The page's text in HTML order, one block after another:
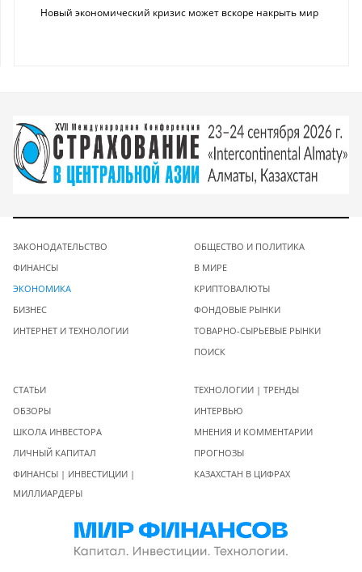
Новый экономический кризис может вскоре накрыть мир
ЗАКОНОДАТЕЛЬСТВО
ФИНАНСЫ
ЭКОНОМИКА
БИЗНЕС
ИНТЕРНЕТ И ТЕХНОЛОГИИ
ОБЩЕСТВО И ПОЛИТИКА
В МИРЕ
КРИПТОВАЛЮТЫ
ФОНДОВЫЕ РЫНКИ
ТОВАРНО-СЫРЬЕВЫЕ РЫНКИ
ПОИСК
СТАТЬИ
ОБЗОРЫ
ШКОЛА ИНВЕСТОРА
ЛИЧНЫЙ КАПИТАЛ
ФИНАНСЫ | ИНВЕСТИЦИИ |
МИЛЛИАРДЕРЫ
ТЕХНОЛОГИИ | ТРЕНДЫ
ИНТЕРВЬЮ
МНЕНИЯ И КОММЕНТАРИИ
ПРОГНОЗЫ
КАЗАХСТАН В ЦИФРАХ